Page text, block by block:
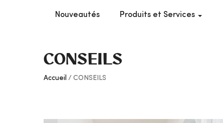
Nouveautés Produits et Services
CONSEILS
Accueil CONSEILS